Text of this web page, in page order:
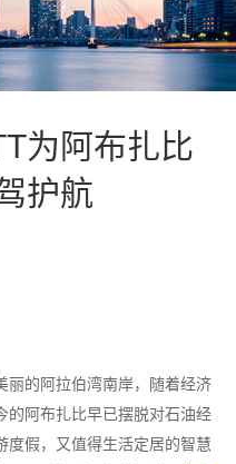
为阿布扎比
护航
丽的阿拉伯湾南岸，随着经济
的阿布扎比早已摆脱对石油经
度假，又值得生活定居的智慧